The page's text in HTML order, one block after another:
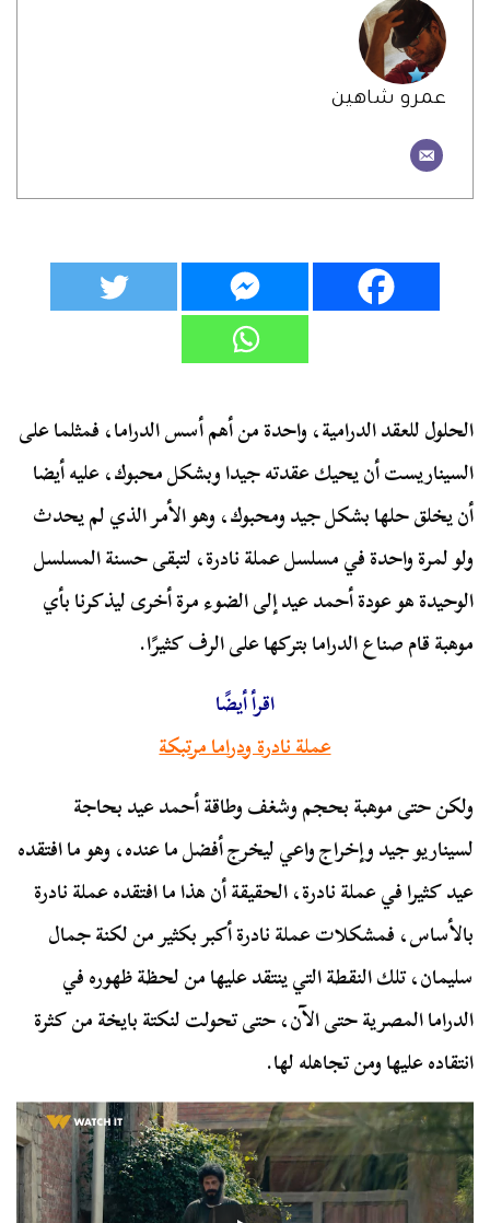
عمرو شاهين
الحلول للعقد الدرامية، واحدة من أهم أسس الدراما، فمثلما على
السيناريست أن يحيك عقدته جيدا وبشكل محبوك، عليه أيضا
أن يخلق حلها بشكل جيد ومحبوك، وهو الأمر الذي لم يحدث
ولو لمرة واحدة في مسلسل عملة نادرة، لتبقى حسنة المسلسل
الوحيدة هو عودة أحمد عيد إلى الضوء مرة أخرى ليذكرنا بأي
موهبة قام صناع الدراما بتركها على الرف كثيرًا.
اقرأ أيضًا
عملة نادرة ودراما مرتبكة
ولكن حتى موهبة بحجم وشغف وطاقة أحمد عيد بحاجة
لسيناريو جيد وإخراج واعي ليخرج أفضل ما عنده، وهو ما افتقده
عيد كثيرا في عملة نادرة، الحقيقة أن هذا ما افتقده عملة نادرة
بالأساس، فمشكلات عملة نادرة أكبر بكثير من لكنة جمال
سليمان، تلك النقطة التي ينتقد عليها من لحظة ظهوره في
الدراما المصرية حتى الآن، حتى تحولت لنكتة بايخة من كثرة
انتقاده عليها ومن تجاهله لها.